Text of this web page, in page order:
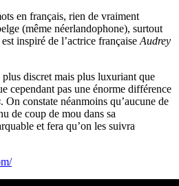
en français, rien de vraiment
(même néerlandophone), surtout
inspiré de l’actrice française Audrey
discret mais plus luxuriant que
cependant pas une énorme différence
. On constate néanmoins qu’aucune de
de coup de mou dans sa
et fera qu’on les suivra